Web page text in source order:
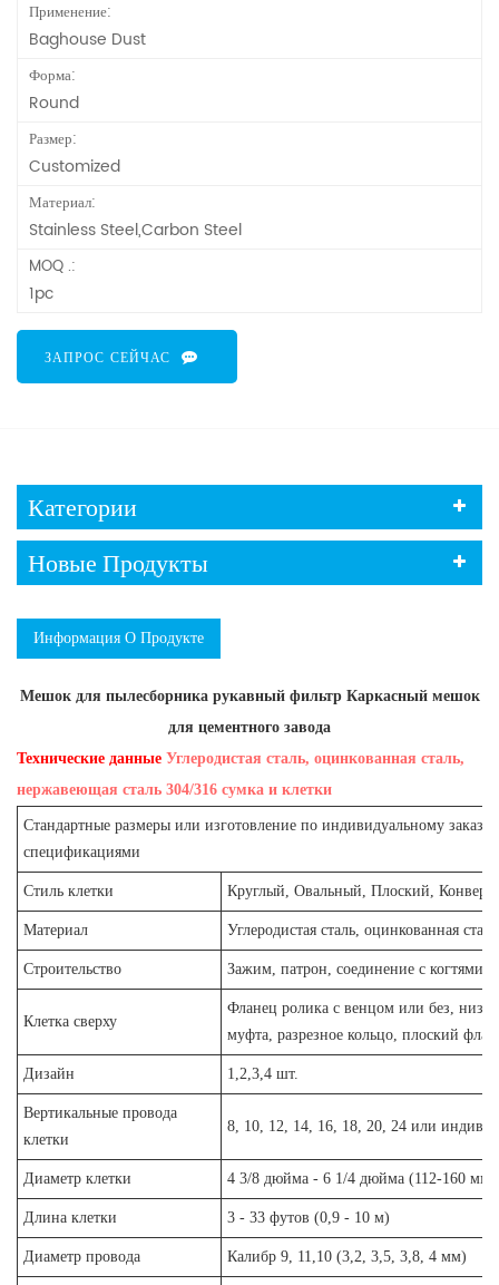
Применение:
Baghouse Dust
Форма:
Round
Размер:
Customized
Материал:
Stainless Steel,Carbon Steel
MOQ .:
1pc
ЗАПРОС СЕЙЧАС
Категории
Новые Продукты
Информация О Продукте
Мешок для пылесборника рукавный фильтр Каркасный мешок
для цементного завода
Технические данные Углеродистая сталь, оцинкованная сталь,
нержавеющая сталь 304/316 сумка и клетки
Стандартные размеры или изготовление по индивидуальному заказу
спецификациями
Стиль клетки Круглый, Овальный, Плоский, Конверт
Материал Углеродистая сталь, оцинкованная
Строительство Зажим, патрон, соединение с когтями,
Клетка сверху
Фланец ролика с венцом или без,
муфта, разрезное кольцо, плоский
Дизайн 1,2,3,4 шт.
Вертикальные провода
клетки
8, 10, 12, 14, 16, 18, 20, 24 или
Диаметр клетки 4 3/8 дюйма - 6 1/4 дюйма (112-160 мм)
Длина клетки 3 - 33 футов (0,9 - 10 м)
Диаметр провода Калибр 9, 11,10 (3,2, 3,5, 3,8, 4 мм)